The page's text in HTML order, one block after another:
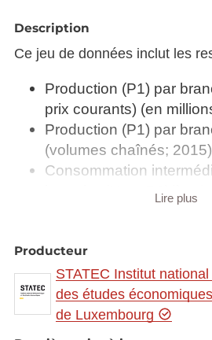
Description
Ce jeu de données inclut les
Production (P1) par
prix courants) (en
Production (P1) par
(volumes chaînés; 2015)
Consommation
branche (NaceR2)(à
branche (NaceR2)
2015)
Valeur ajoutée brute
par branche (NaceR2)(à
Lire plus
Producteur
STATEC Institut
des études
de Luxembourg